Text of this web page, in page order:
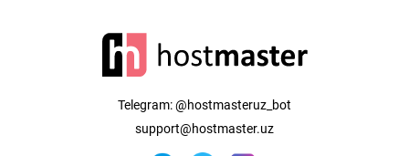
Telegram:@hostmasteruz_bot
support@hostmaster.uz